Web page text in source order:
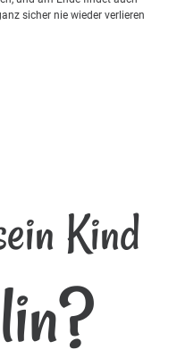
sicher nie wieder verlieren
Kind